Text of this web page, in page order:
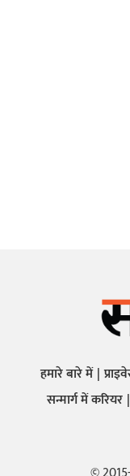
हमारे बारे में
सन्मार्ग में करियर